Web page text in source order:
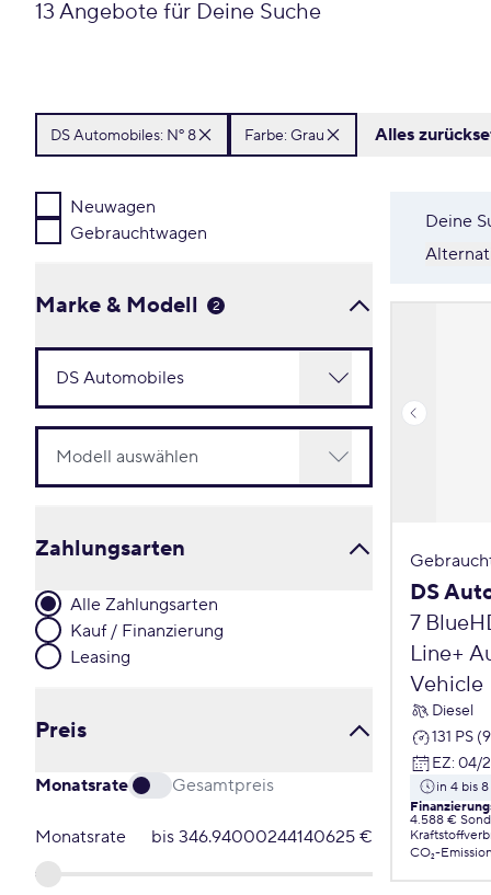
13 Angebote für Deine Suche
DS Automobiles: Nº 8 Farbe: Grau Alles
Neuwagen
Gebrauchtwagen
Marke & Modell 2
Zahlungsarten
Alle Zahlungsarten
Kauf / Finanzierung
Leasing
Preis
Monatsrate Gesamtpreis
Monatsrate bis 346.94000244140625 €
Deine
DS
7
Line+
Vehicle
Diesel
131 PS
EZ: 04/
in 4 bis
4.588 €
CO₂-